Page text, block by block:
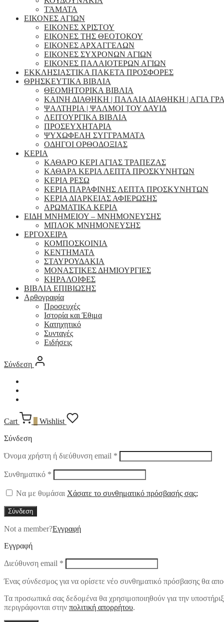
ΤΆΜΑΤΑ
ΕΙΚΟΝΕΣ ΑΓΙΩΝ
ΕΙΚΟΝΕΣ ΧΡΙΣΤΟΥ
ΕΙΚΟΝΕΣ ΤΗΣ ΘΕΟΤΟΚΟΥ
ΕΙΚΟΝΕΣ ΑΡΧΑΓΓΕΛΩΝ
ΕΙΚΟΝΕΣ ΣΥΧΡΟΝΩΝ ΑΓΙΩΝ
ΕΙΚΟΝΕΣ ΠΑΛΑΙΟΤΕΡΩΝ ΑΓΙΩΝ
ΕΚΚΛΗΣΙΑΣΤΙΚΑ ΠΑΚΕΤΑ ΠΡΟΣΦΟΡΕΣ
ΘΡΗΣΚΕΥΤΙΚΑ ΒΙΒΛΙΑ
ΘΕΟΜΗΤΟΡΙΚΑ ΒΙΒΛΙΑ
ΚΑΙΝΗ ΔΙΑΘΗΚΗ | ΠΑΛΑΙΑ ΔΙΑΘΗΚΗ | ΑΓΙΑ
ΨΑΛΤΗΡΙΑ | ΨΑΛΜΟΙ ΤΟΥ ΔΑΥΙΔ
ΛΕΙΤΟΥΡΓΙΚΑ ΒΙΒΛΙΑ
ΠΡΟΣΕΥΧΗΤΑΡΙΑ
ΨΥΧΩΦΕΛΗ ΣΥΓΓΡΑΜΑΤΑ
ΟΔΗΓΟΙ ΟΡΘΟΔΟΞΙΑΣ
ΚΕΡΙΑ
ΚΑΘΑΡΟ ΚΕΡΙ ΑΓΙΑΣ ΤΡΑΠΕΖΑΣ
ΚΑΘΑΡΑ ΚΕΡΙΑ ΛΕΠΤΑ ΠΡΟΣΚΥΝΗΤΩΝ
ΚΕΡΙΑ ΡΕΣΩ
ΚΕΡΙΑ ΠΑΡΑΦΙΝΗΣ ΛΕΠΤΑ ΠΡΟΣΚΥΝΗΤΩΝ
ΚΕΡΙΑ ΔΙΑΡΚΕΙΑΣ ΑΦΙΕΡΩΣΗΣ
ΑΡΩΜΑΤΙΚΑ ΚΕΡΙΑ
ΕΙΔΗ ΜΝΗΜΕΙΟΥ – ΜΝΗΜΟΝΕΥΣΗΣ
ΜΠΛΟΚ ΜΝΗΜΟΝΕΥΣΗΣ
ΕΡΓΟΧΕΙΡΑ
ΚΟΜΠΟΣΚΟΙΝΙΑ
ΚΕΝΤΗΜΑΤΑ
ΣΤΑΥΡΟΥΔΑΚΙΑ
ΜΟΝΑΣΤΙΚΕΣ ΔΗΜΙΟΥΡΓΙΕΣ
ΚΗΡΑΛΟΙΦΕΣ
ΒΙΒΛΙΑ ΕΠΙΒΙΩΣΗΣ
Αρθογραφία
Προσευχές
Ιστορία και Έθιμα
Κατηχητικό
Συνταγές
Ειδήσεις
Σύνδεση
Cart
Wishlist
Σύνδεση
Όνομα χρήστη ή διεύθυνση email * Απαιτείται
Συνθηματικό * Απαιτείται
Να με θυμάσαι Χάσατε το συνθηματικό πρόσβασής σας;
Σύνδεση
Not a member?Εγγραφή
Εγγραφή
Διεύθυνση email * Απαιτείται
Ένας σύνδεσμος για να ορίσετε νέο συνθηματικό πρόσβασης θα
Τα προσωπικά σας δεδομένα θα χρησιμοποιηθούν για την
περιγράφονται στην πολιτική απορρήτου.